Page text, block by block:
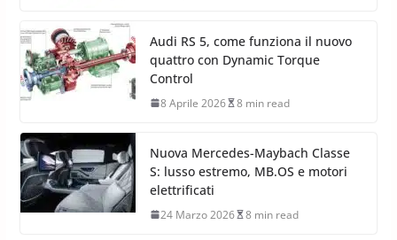
Audi RS 5, come funziona il nuovo
quattro con Dynamic Torque
Control
8 Aprile 2026 8 min read
Nuova Mercedes-Maybach Classe
S: lusso estremo, MB.OS e motori
elettrificati
24 Marzo 2026 8 min read